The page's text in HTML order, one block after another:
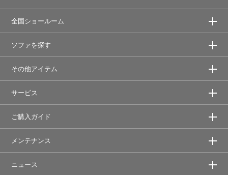
全国ショールーム
ソファを探す
その他アイテム
サービス
ご購入ガイド
メンテナンス
ニュース